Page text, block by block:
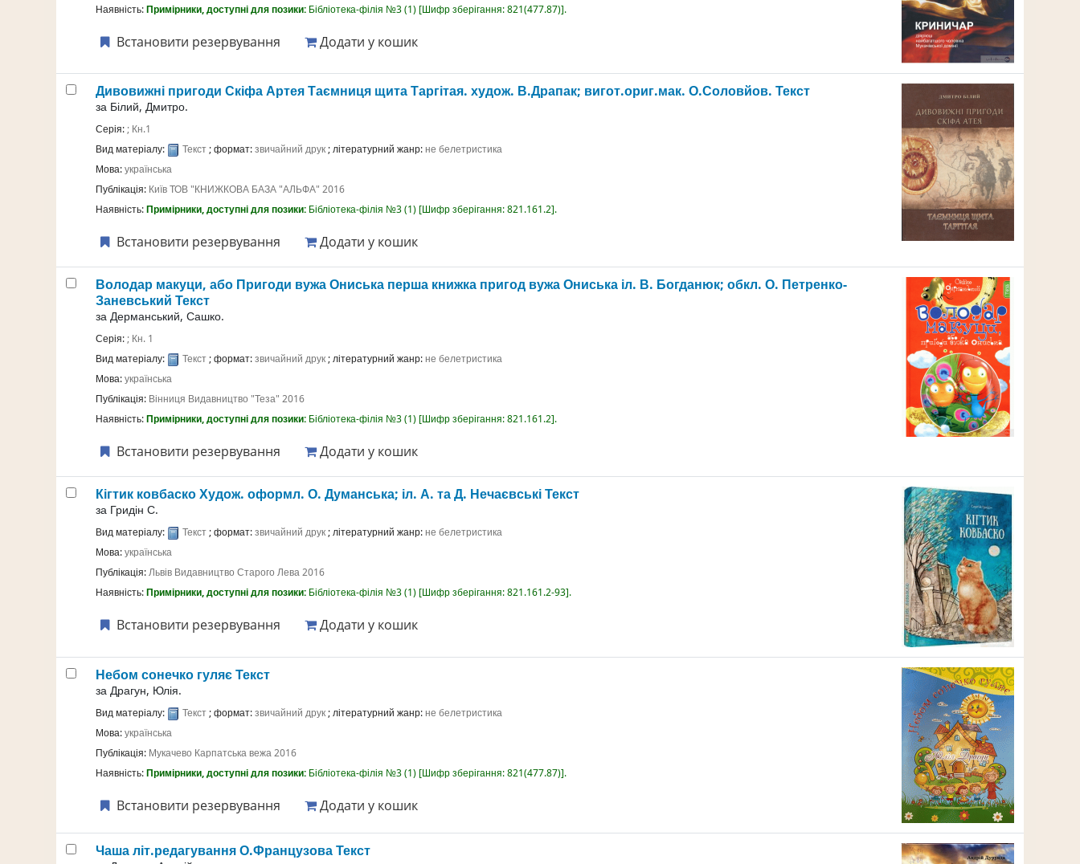
Наявність:Примірники, доступні для позики: Бібліотека-філія №3(1) Шифр зберігання:821(477.87) .
Встановити резервування Додати у кошик
Дивовижні пригоди Скіфа Артея Таємниця щита Таргітая. худож. В.Драпак; вигот.ориг.мак. О.Соловйов. Текст
за Білий, Дмитро.
Серія:; Кн.1
Вид матеріалу:
Текст; формат:звичайний друк; літературний жанр:не белетристика
Мова:українська
Публікація: КиївТОВ "КНИЖКОВА БАЗА "АЛЬФА" 2016
Наявність:Примірники, доступні для позики: Бібліотека-філія №3(1) Шифр зберігання:821.161.2 .
Встановити резервування Додати у кошик
Володар макуци, або Пригоди вужа Ониська перша книжка пригод вужа Ониська іл. В. Богданюк; обкл. О. Петренко-
Заневський Текст
заДерманський, Сашко.
Серія:; Кн. 1
Вид матеріалу:
Текст; формат:звичайний друк; літературний жанр:не белетристика
Мова:українська
Публікація: Вінниця Видавництво "Теза" 2016
Наявність:Примірники, доступні для позики: Бібліотека-філія №3(1) Шифр зберігання:821.161.2 .
Встановити резервування Додати у кошик
Кігтик ковбаскоХудож. оформл. О. Думанська; іл. А. та Д. НечаєвськіТекст
за Гридін С.
Вид матеріалу: Текст; формат:звичайний друк; літературний жанр:не белетристика
Мова:українська
Публікація:Львів Видавництво Старого Лева2016
Наявність:Примірники, доступні для позики: Бібліотека-філія №3(1) Шифр зберігання:821.161.2-93 .
Встановити резервування Додати у кошик
Небом сонечко гуляєТекст
заДрагун, Юлія.
Вид матеріалу: Текст; формат:звичайний друк; літературний жанр:не белетристика
Мова:українська
Публікація: Мукачево Карпатська вежа2016
Наявність:Примірники, доступні для позики: Бібліотека-філія №3(1) Шифр зберігання:821(477.87) .
Встановити резервування Додати у кошик
Чашаліт.редагування О.ФранцузоваТекст